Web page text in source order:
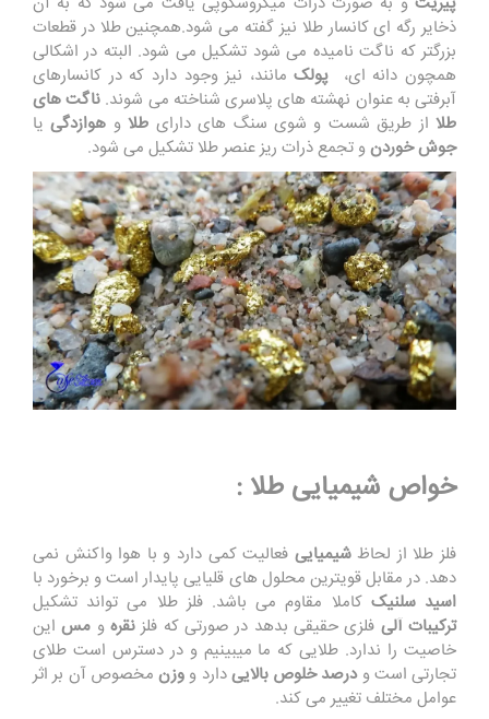
ذخایر رگه ای کانسار طلا نیز گفته می شود.همچنین طلا در قطعات
بزرگتر که ناگت نامیده می شود تشکیل می شود. البته در اشکالی
همچون دانه ای، پولکمانند، نیز وجود دارد که در کانسارهای
آبرفتی به عنوان نهشته های پلاسری شناخته می شوند. ناگت های
طلااز طریق شست و شوی سنگ های دارای طلاو هوازدگییا
جوش خوردنو تجمع ذرات ریز عنصر طلا تشکیل می شود.
خواص شیمیایی طلا :
فلز طلا از لحاظشیمیایی فعالیت کمی دارد و با هوا واکنش نمی
دهد. در مقابل قویترین محلول های قلیایی پایدار است و برخورد با
اسید سلنیک کاملا مقاوم می باشد. فلز طلا می تواند تشکیل
ترکیبات آلی فلزی حقیقی بدهد در صورتی که فلز نقرهو مساین
خاصیت را ندارد. طلایی که ما میبینیم و در دسترس است طلای
تجارتی است ودرصد خلوص بالاییدارد و وزن مخصوص آن بر اثر
عوامل مختلف تغییر می کند.